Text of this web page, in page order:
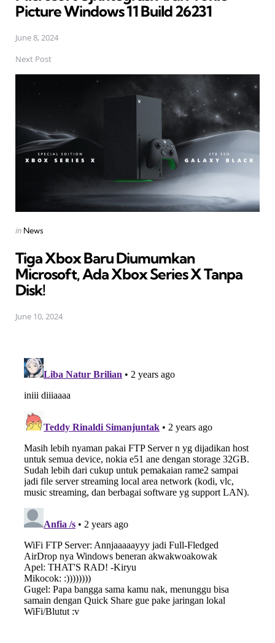
Picture Windows 11 Build 26231
June 8, 2024
Next Post
Posted
in News
Tiga Xbox Baru Diumumkan
Microsoft, Ada Xbox Series X Tanpa
Disk!
June 10, 2024